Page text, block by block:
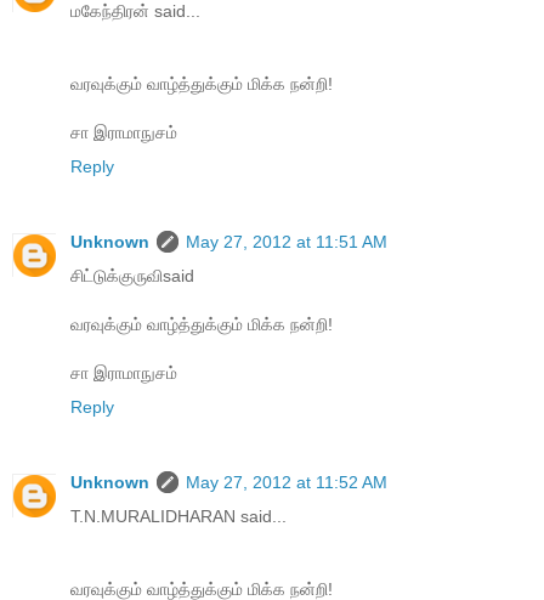
மகேந்திரன் said...
வரவுக்கும் வாழ்த்துக்கும் மிக்க நன்றி!
சா இராமாநுசம்
Reply
Unknown
May 27, 2012 at 11:51 AM
சிட்டுக்குருவிsaid
வரவுக்கும் வாழ்த்துக்கும் மிக்க நன்றி!
சா இராமாநுசம்
Reply
Unknown
May 27, 2012 at 11:52 AM
T.N.MURALIDHARAN said...
வரவுக்கும் வாழ்த்துக்கும் மிக்க நன்றி!